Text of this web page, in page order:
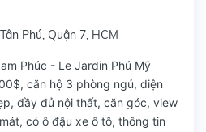
Phú, Quận 7, HCM
Phúc - Le Jardin Phú Mỹ
căn hộ 3 phòng ngủ, diện
đầy đủ nội thất, căn góc, view
có ô đậu xe ô tô, thông tin